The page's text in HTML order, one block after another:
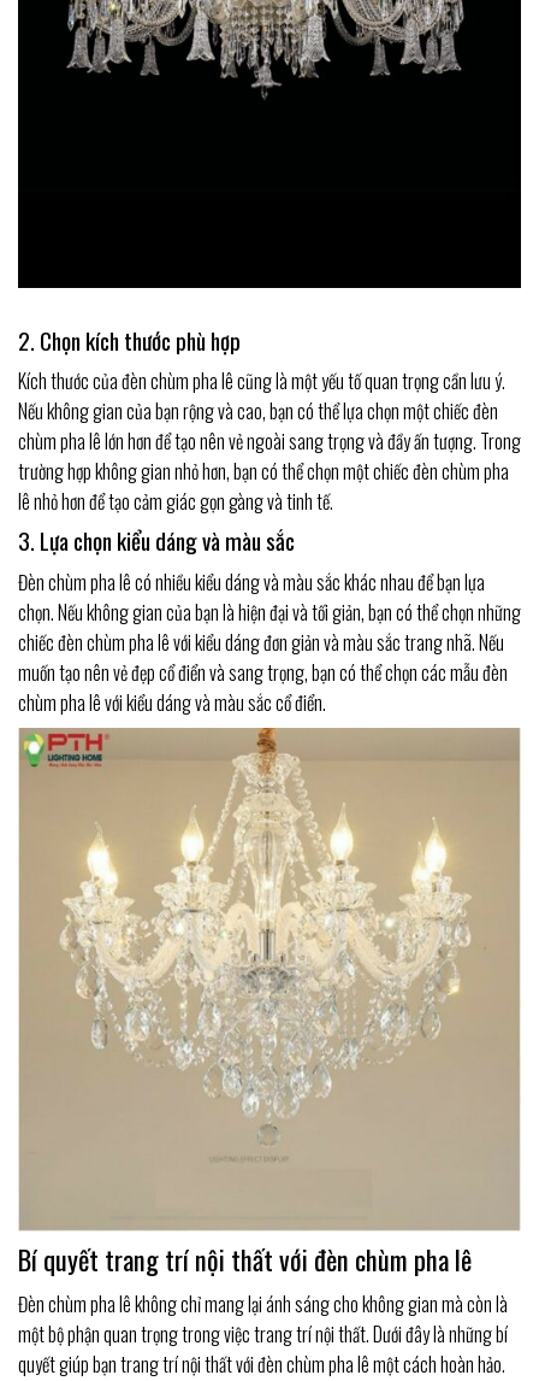
2. Chọn kích thước phù hợp
Kích thước của đèn chùm pha lê cũng là một yếu tố quan trọng cần lưu ý.
Nếu không gian của bạn rộng và cao, bạn có thể lựa chọn một chiếc đèn
chùm pha lê lớn hơn để tạo nên vẻ ngoài sang trọng và đầy ấn tượng. Trong
trường hợp không gian nhỏ hơn, bạn có thể chọn một chiếc đèn chùm pha
lê nhỏ hơn để tạo cảm giác gọn gàng và tinh tế.
3. Lựa chọn kiểu dáng và màu sắc
Đèn chùm pha lê có nhiều kiểu dáng và màu sắc khác nhau để bạn lựa
chọn. Nếu không gian của bạn là hiện đại và tối giản, bạn có thể chọn những
chiếc đèn chùm pha lê với kiểu dáng đơn giản và màu sắc trang nhã. Nếu
muốn tạo nên vẻ đẹp cổ điển và sang trọng, bạn có thể chọn các mẫu đèn
chùm pha lê với kiểu dáng và màu sắc cổ điển.
Bí quyết trang trí nội thất với đèn chùm pha lê
Đèn chùm pha lê không chỉ mang lại ánh sáng cho không gian mà còn là
một bộ phận quan trọng trong việc trang trí nội thất. Dưới đây là những bí
quyết giúp bạn trang trí nội thất với đèn chùm pha lê một cách hoàn hảo.